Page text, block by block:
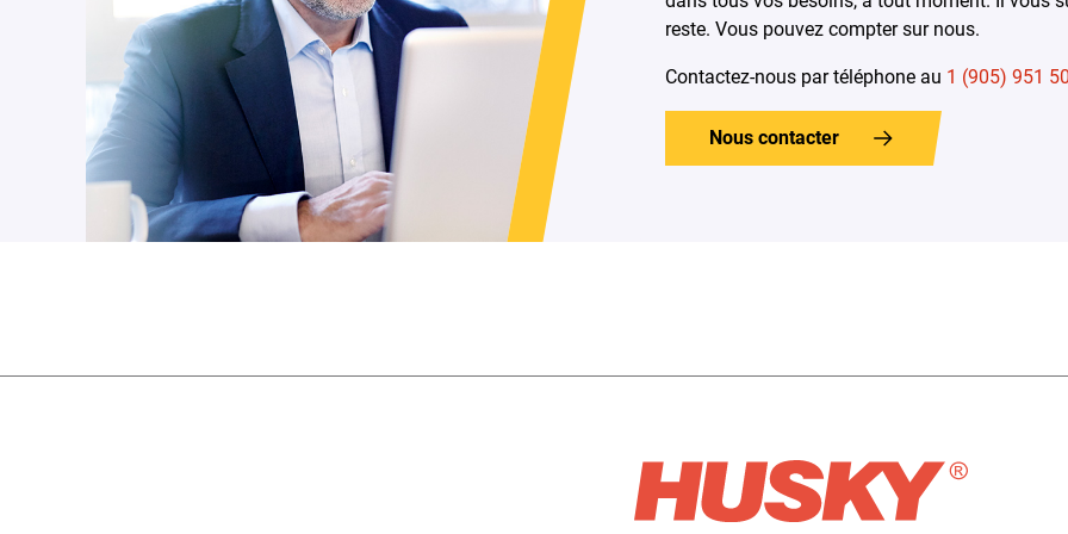
reste. Vous pouvez compter sur nous.
Contactez-nous par téléphone au 1 (905) 951
Nous contacter